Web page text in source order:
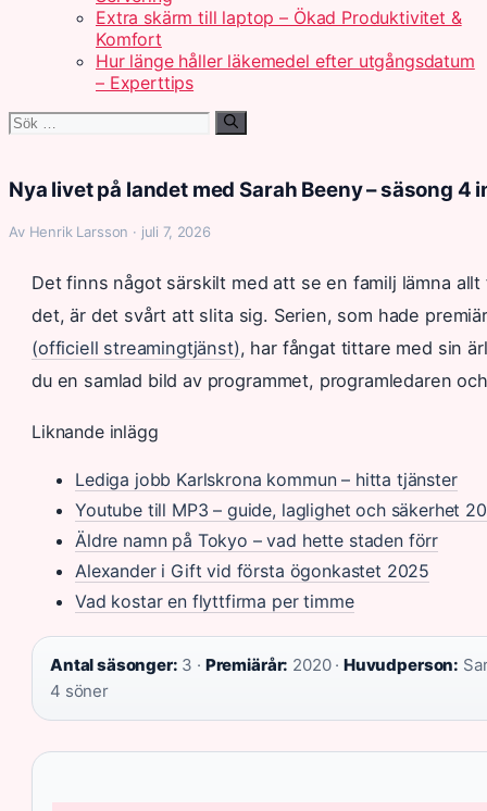
Extra skärm till laptop – Ökad Produktivitet &
Komfort
Hur länge håller läkemedel efter utgångsdatum
– Experttips
Sök
Nya livet på landet med Sarah Beeny – säsong 4
Av Henrik Larsson · juli 7, 2026
Det finns något särskilt med att se en familj lämna
det, är det svårt att slita sig. Serien, som hade
(officiell streamingtjänst), har fångat tittare med sin
du en samlad bild av programmet, programledaren
Liknande inlägg
Lediga jobb Karlskrona kommun – hitta tjänster
Youtube till MP3 – guide, laglighet och säkerhet
Äldre namn på Tokyo – vad hette staden förr
Alexander i Gift vid första ögonkastet 2025
Vad kostar en flyttfirma per timme
Antal säsonger: 3 · Premiärår: 2020 · Huvudperson:
4 söner